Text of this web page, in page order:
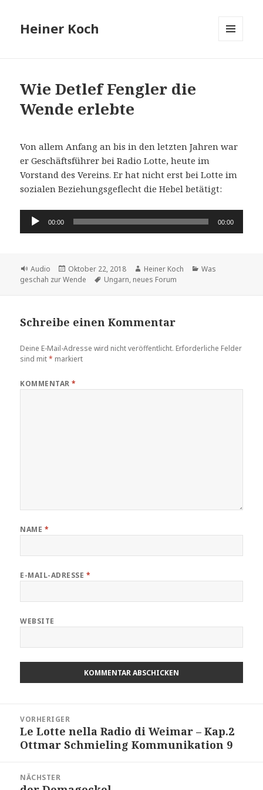
Heiner Koch
Wie Detlef Fengler die
Wende erlebte
Von allem Anfang an bis in den letzten Jahren war
er Geschäftsführer bei Radio Lotte, heute im
Vorstand des Vereins. Er hat nicht erst bei Lotte im
sozialen Beziehungsgeflecht die Hebel betätigt:
Audio-
Player
00:00 00:00
Format
Audio
Veröffentlicht
am
Oktober 22, 2018 Autor
Heiner Koch Kategorien
Was
geschah zur Wende
Schlagwörter
Ungarn, neues Forum
Schreibe einen Kommentar
Deine E-Mail-Adresse wird nicht veröffentlicht. Erforderliche Felder
sind mit* markiert
KOMMENTAR*
NAME *
E-MAIL-ADRESSE *
WEBSITE
VORHERIGER
Vorheriger
Beitrag:
Le Lotte nella Radio di Weimar – Kap.2
Ottmar Schmieling Kommunikation 9
NÄCHSTER